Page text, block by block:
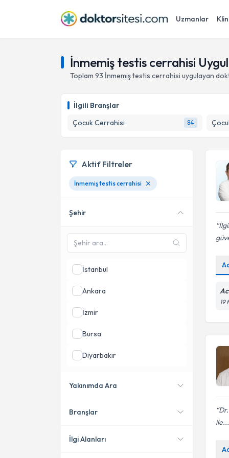
Uzmanlar
İnmemiş testis cerrahisi
Toplam 93 İnmemiş testis cerrahisi uygulayan
İlgili Branşlar
Çocuk Cerrahisi
84
19
ile...
Aktif Filtreler
İnmemiş testis cerrahisi
Şehir
İstanbul
Ankara
İzmir
Bursa
Diyarbakır
Yakınımda Ara
Konumuma yakın uzmanları
Branşlar
İlgi Alanları